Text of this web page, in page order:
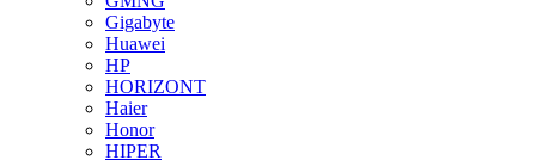
Gigabyte
Huawei
HP
HORIZONT
Haier
Honor
HIPER